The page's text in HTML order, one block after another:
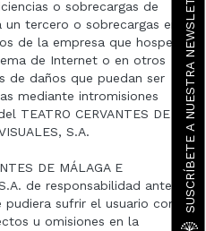
SUSCRÍBETE A NUESTRA NEWSLETTER
o sobrecargas de
tercero o sobrecargas en
de la empresa que hospeda
de Internet o en otros
de daños que puedan ser
mediante intromisiones
TEATRO CERVANTES DE
S.A.
DE MÁLAGA E
S.A. de responsabilidad ante
sufrir el usuario como
u omisiones en la